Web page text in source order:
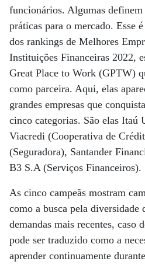
funcionários. Algumas definem
práticas para o mercado. Esse
dos rankings de Melhores
Instituições Financeiras 2022,
Great Place to Work (GPTW)
como parceira. Aqui, elas
grandes empresas que
cinco categorias. São elas Itaú
Viacredi (Cooperativa de
(Seguradora), Santander
B3 S.A (Serviços Financeiros).
As cinco campeãs mostram
como a busca pela diversidade
demandas mais recentes, caso
pode ser traduzido como a
aprender continuamente